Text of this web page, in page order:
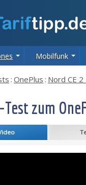
Mobilfunk
: OnePlus : Nord CE 2
zum